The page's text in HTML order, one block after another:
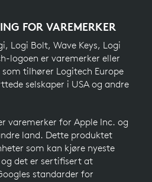
FOR VAREMERKER
Logi Bolt, Wave Keys, Logi
logoen er varemerker eller
tilhører Logitech Europe
selskaper i USA og andre
varemerker for Apple Inc. og
land. Dette produktet
som kan kjøre nyeste
det er sertifisert at
standarder for